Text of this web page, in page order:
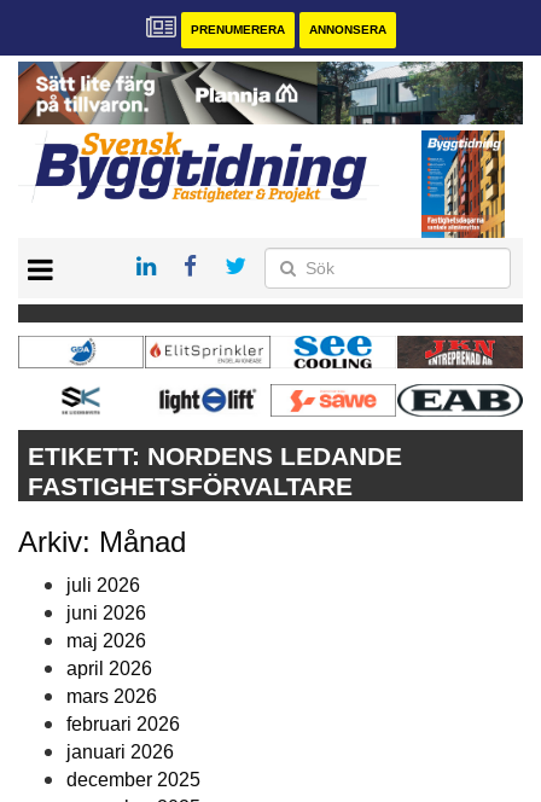
PRENUMERERA ANNONSERA
PRENUMERERA
VÅRA ANDRA MAGASIN
ANNONSERA
ETIKETT: NORDENS LEDANDE
FASTIGHETSFÖRVALTARE
Arkiv: Månad
juli 2026
juni 2026
maj 2026
april 2026
mars 2026
februari 2026
januari 2026
december 2025